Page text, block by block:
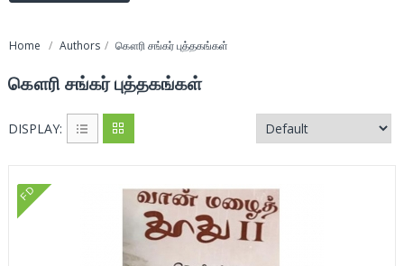
Home Authors கௌரி சங்கர் புத்தகங்கள்
கௌரி சங்கர் புத்தகங்கள்
DISPLAY:
FD